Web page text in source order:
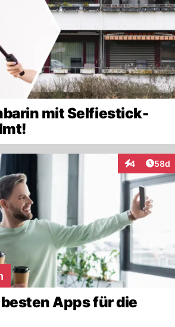
mit Selfiestick-
4
Interaktionen
58d
Apps für die